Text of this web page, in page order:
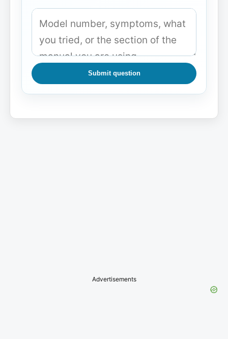
Submit question
Advertisements